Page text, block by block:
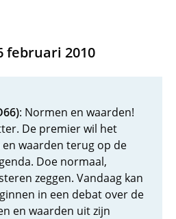
februari 2010
: Normen en waarden!
De premier wil het
waarden terug op de
Doe normaal,
zeggen. Vandaag kan
in een debat over de
en waarden uit zijn